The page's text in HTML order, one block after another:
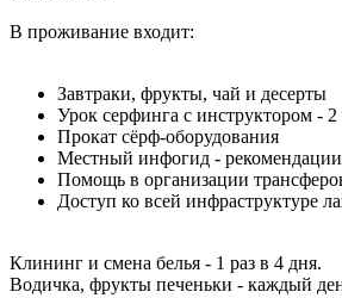
В проживание входит:
Завтраки, фрукты, чай и десерты
Урок серфинга с инструктором - 2
Прокат сёрф-оборудования
Местный инфогид -
Помощь в организации
Доступ ко всей инфраструктуре
Клининг и смена белья - 1 раз в 4 дня.
Водичка, фрукты печеньки - каждый